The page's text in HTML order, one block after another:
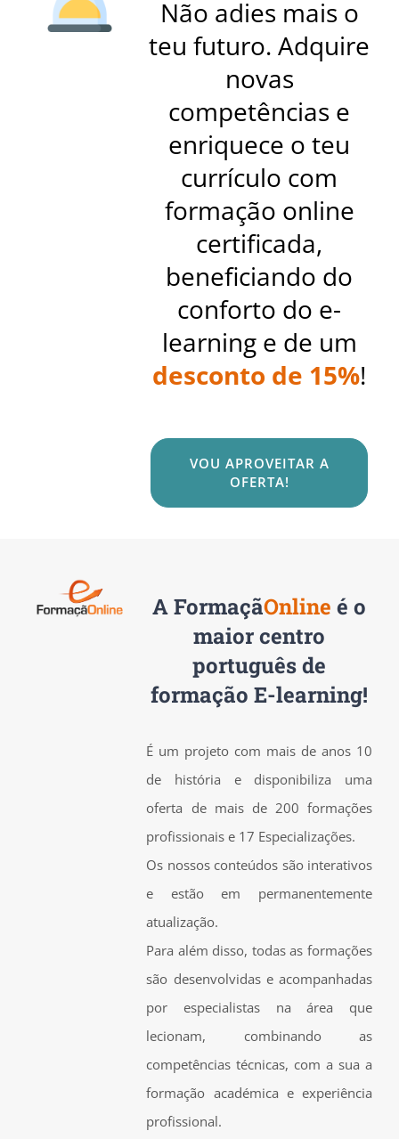
Não adies mais o
teu futuro. Adquire
novas
competências e
enriquece o teu
currículo com
formação online
certificada,
beneficiando do
conforto do e-
learning e de um
desconto de 15%!
VOU APROVEITAR A
OFERTA!
AFormaçãOnline é o
maior centro
português de
formação E-learning!
É um projeto com mais de anos 10
de história e disponibiliza uma
oferta de mais de 200 formações
profissionais e 17 Especializações.
Os nossos conteúdos são interativos
e estão em permanentemente
atualização.
Para além disso, todas as formações
são desenvolvidas e acompanhadas
por especialistas na área que
lecionam, combinando as
competências técnicas, com a sua a
formação académica e experiência
profissional.